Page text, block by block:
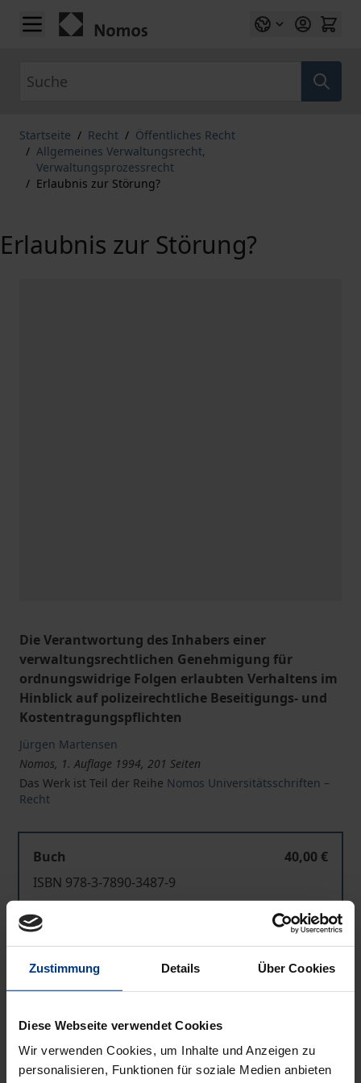
Zustimmung Details Über Cookies
Diese Webseite verwendet Cookies
Wir verwenden Cookies, um Inhalte und Anzeigen zu
personalisieren, Funktionen für soziale Medien anbieten
Zum Inhalt springen
Startseite / Recht / Öffentliches Recht
/ Allgemeines Verwaltungsrecht,
Verwaltungsprozessrecht
/ Erlaubnis zur Störung?
Erlaubnis zur Störung?
Die Verantwortung des Inhabers einer
verwaltungsrechtlichen Genehmigung für
ordnungswidrige Folgen erlaubten Verhaltens im
Hinblick auf polizeirechtliche Beseitigungs- und
Kostentragungspflichten
Jürgen Martensen
Nomos, 1. Auflage 1994, 201 Seiten
Das Werk ist Teil der Reihe Nomos Universitätsschriften –
Recht
Buch
40,00 €
ISBN 978-3-7890-3487-9
In den Warenkorb
Hinweise zu Versandkosten